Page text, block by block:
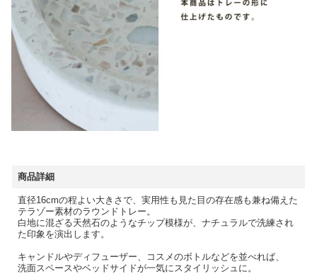
商品詳細
直径16cmの程よい大きさで、実用性も見た目の存在感も兼ね備えた
テラゾー素材のラウンドトレー。
白地に混ざる天然石のようなチップ模様が、ナチュラルで洗練され
た印象を演出します。
キャンドルやディフューザー、コスメのボトルなどを並べれば、
洗面スペースやベッドサイドが一気にスタイリッシュに。